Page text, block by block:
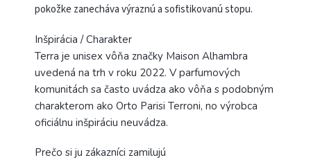
pokožke zanecháva výraznú a sofistikovanú stopu.
Inšpirácia / Charakter
Terra je unisex vôňa značky Maison Alhambra
uvedená na trh v roku 2022. V parfumových
komunitách sa často uvádza ako vôňa s podobným
charakterom ako Orto Parisi Terroni, no výrobca
oficiálnu inšpiráciu neuvádza.
Prečo si ju zákazníci zamilujú